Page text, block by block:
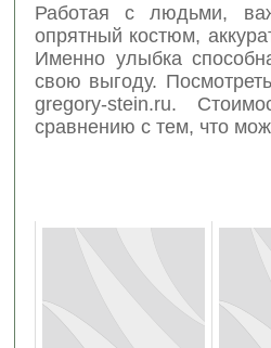
Работая с людьми,
опрятный костюм,
Именно улыбка
свою выгоду. Посмотреть
gregory-stein.ru.
сравнению с тем, что